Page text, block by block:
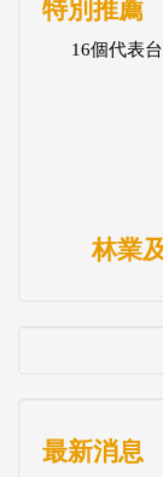
特別推薦
16個代表
林業
最新消息